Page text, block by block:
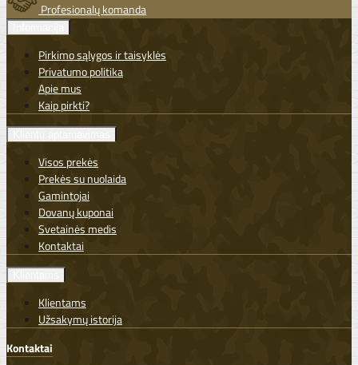
Profesionalų komanda
Pirkimo sąlygos ir taisyklės
Privatumo politika
Apie mus
Kaip pirkti?
Visos prekės
Prekės su nuolaida
Gamintojai
Dovanų kuponai
Svetainės medis
Kontaktai
Klientams
Užsakymų istorija
Kontaktai